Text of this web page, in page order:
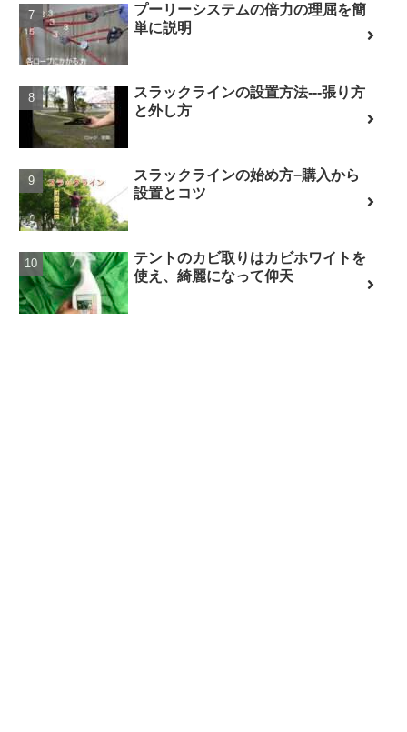
プーリーシステムの倍力の理屈を簡
単に説明
スラックラインの設置方法---張り方
と外し方
スラックラインの始め方−購入から
設置とコツ
テントのカビ取りはカビホワイトを
使え、綺麗になって仰天